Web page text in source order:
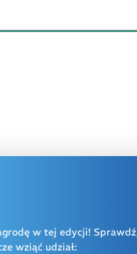
w tej edycji!
wziąć udział: